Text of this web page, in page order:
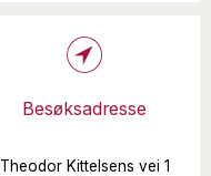
Besøksadresse
Theodor Kittelsens vei 1